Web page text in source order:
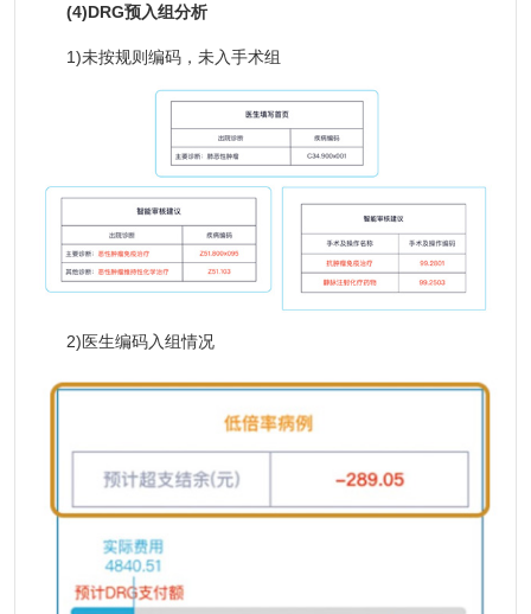
(4)DRG预入组分析
1)未按规则编码，未入手术组
2)医生编码入组情况